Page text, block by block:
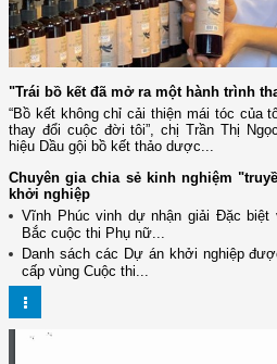
"Trái bồ kết đã mở ra một hành trình
“Bồ kết không chỉ cải thiện mái tóc của
thay đổi cuộc đời tôi”, chị Trần Thị
hiệu Dầu gội bồ kết thảo dược...
Chuyên gia chia sẻ kinh nghiệm
khởi nghiệp
Vĩnh Phúc vinh dự nhận giải Đặc biệt
Bắc cuộc thi Phụ nữ...
Danh sách các Dự án khởi nghiệp
cấp vùng Cuộc thi...